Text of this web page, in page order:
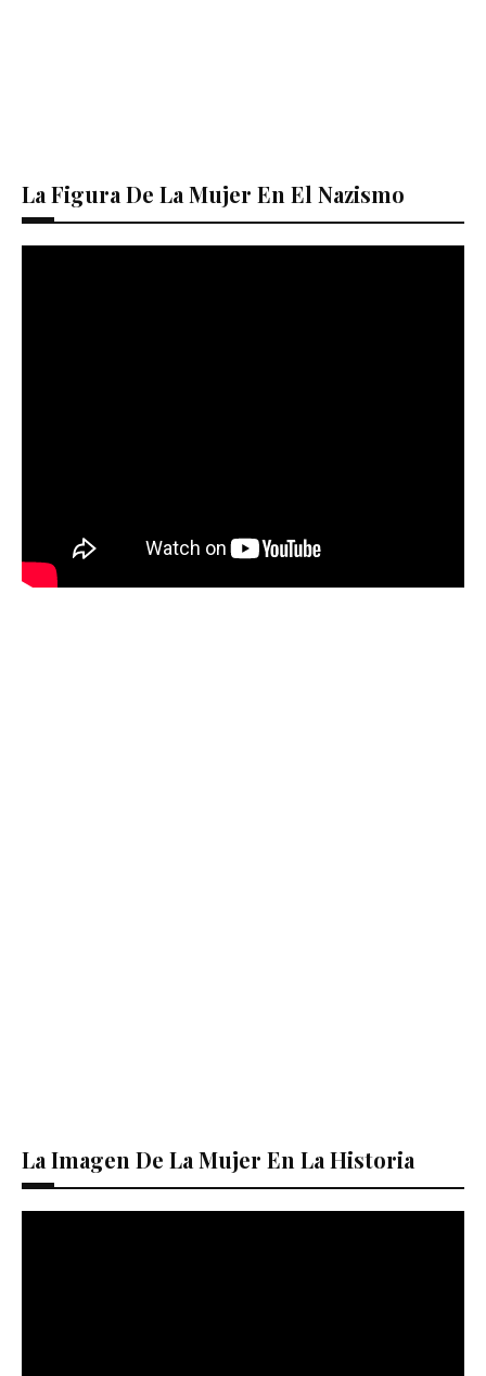
La Figura De La Mujer En El Nazismo
La Imagen De La Mujer En La Historia